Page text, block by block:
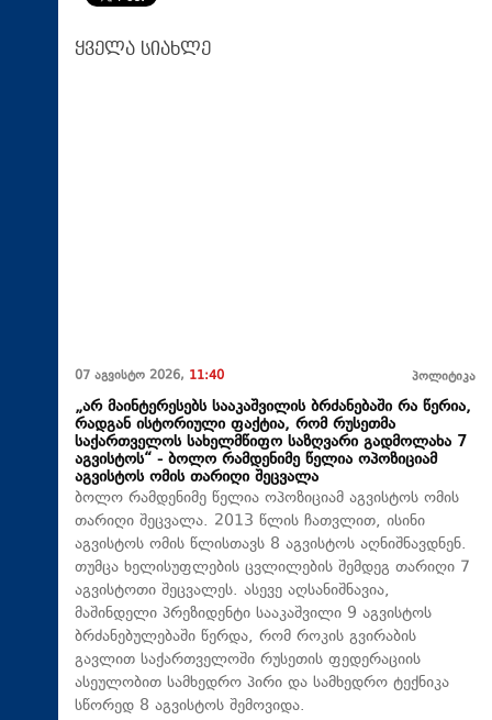
ყველა სიახლე
07 აგვისტო 2026, 11:40 პოლიტიკა
„არ მაინტერესებს სააკაშვილის ბრძანებაში რა წერია,
რადგან ისტორიული ფაქტია, რომ რუსეთმა
საქართველოს სახელმწიფო საზღვარი გადმოლახა 7
აგვისტოს“ - ბოლო რამდენიმე წელია ოპოზიციამ
აგვისტოს ომის თარიღი შეცვალა
ბოლო რამდენიმე წელია ოპოზიციამ აგვისტოს ომის
თარიღი შეცვალა. 2013 წლის ჩათვლით, ისინი
აგვისტოს ომის წლისთავს 8 აგვისტოს აღნიშნავდნენ.
თუმცა ხელისუფლების ცვლილების შემდეგ თარიღი 7
აგვისტოთი შეცვალეს. ასევე აღსანიშნავია,
მაშინდელი პრეზიდენტი სააკაშვილი 9 აგვისტოს
ბრძანებულებაში წერდა, რომ როკის გვირაბის
გავლით საქართველოში რუსეთის ფედერაციის
ასეულობით სამხედრო პირი და სამხედრო ტექნიკა
სწორედ 8 აგვისტოს შემოვიდა.